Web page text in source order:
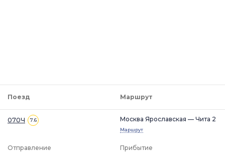
Поезд Маршрут
070Ч 7.6 Москва Ярославская — Чита 2
Маршрут
Отправление
Прибытие